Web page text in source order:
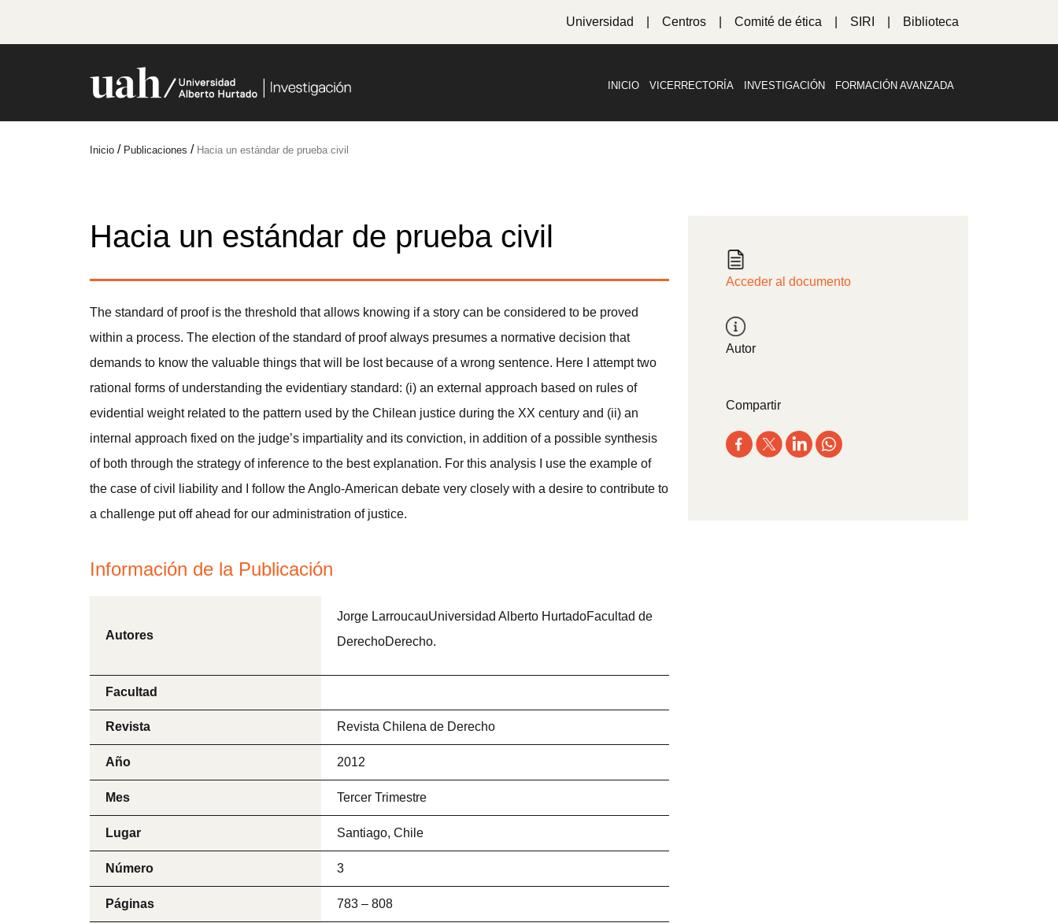
Universidad Centros Comité de ética SIRI Biblioteca
INICIO VICERRECTORÍA INVESTIGACIÓN FORMACIÓN AVANZADA
Inicio / Publicaciones / Hacia un estándar de prueba civil
Hacia un estándar de prueba civil
The standard of proof is the threshold that allows knowing if a story can be considered to be proved
within a process. The election of the standard of proof always presumes a normative decision that
demands to know the valuable things that will be lost because of a wrong sentence. Here I attempt two
rational forms of understanding the evidentiary standard: (i) an external approach based on rules of
evidential weight related to the pattern used by the Chilean justice during the XX century and (ii) an
internal approach fixed on the judge’s impartiality and its conviction, in addition of a possible synthesis
of both through the strategy of inference to the best explanation. For this analysis I use the example of
the case of civil liability and I follow the Anglo-American debate very closely with a desire to contribute to
a challenge put off ahead for our administration of justice.
Información de la Publicación
Autores
Jorge LarroucauUniversidad Alberto HurtadoFacultad de
DerechoDerecho.
Facultad
Revista Revista Chilena de Derecho
Año 2012
Mes Tercer Trimestre
Lugar Santiago, Chile
Número 3
Páginas 783 – 808
Acceder al documento
Autor
Compartir